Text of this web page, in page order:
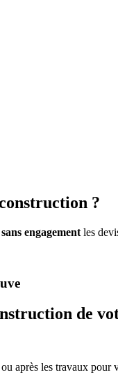
?
sans engagement les
de
après les travaux